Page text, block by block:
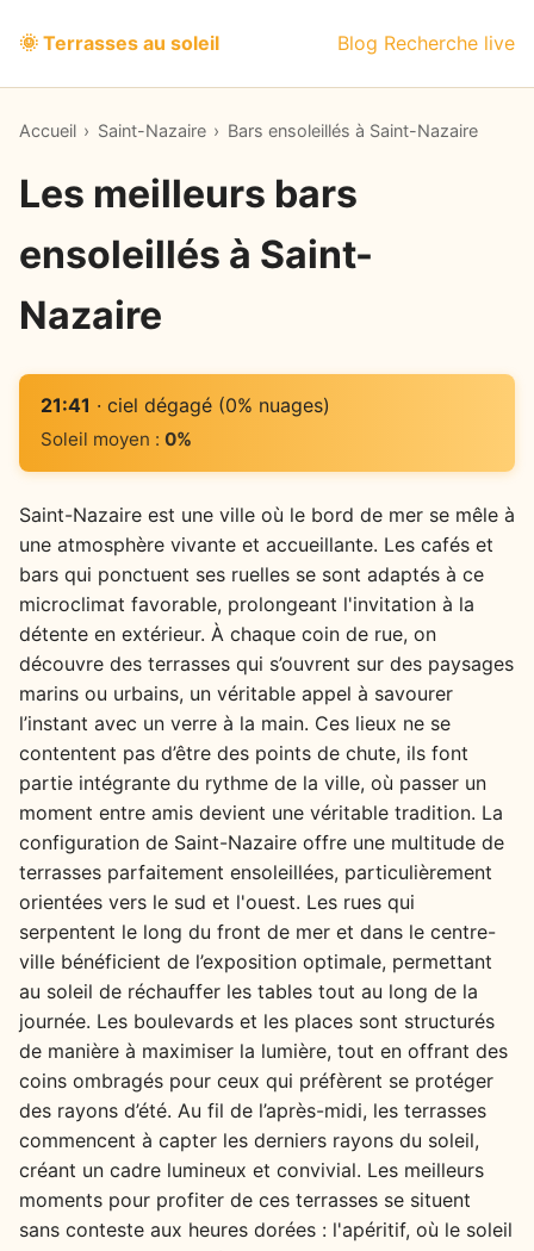
🌞 Terrasses au soleil Blog Recherche live
Accueil › Saint-Nazaire › Bars ensoleillés à Saint-Nazaire
Les meilleurs bars
ensoleillés à Saint-
Nazaire
21:41 · ciel dégagé (0% nuages)
Soleil moyen : 0%
Saint-Nazaire est une ville où le bord de mer se mêle à
une atmosphère vivante et accueillante. Les cafés et
bars qui ponctuent ses ruelles se sont adaptés à ce
microclimat favorable, prolongeant l'invitation à la
détente en extérieur. À chaque coin de rue, on
découvre des terrasses qui s’ouvrent sur des paysages
marins ou urbains, un véritable appel à savourer
l’instant avec un verre à la main. Ces lieux ne se
contentent pas d’être des points de chute, ils font
partie intégrante du rythme de la ville, où passer un
moment entre amis devient une véritable tradition. La
configuration de Saint-Nazaire offre une multitude de
terrasses parfaitement ensoleillées, particulièrement
orientées vers le sud et l'ouest. Les rues qui
serpentent le long du front de mer et dans le centre-
ville bénéficient de l’exposition optimale, permettant
au soleil de réchauffer les tables tout au long de la
journée. Les boulevards et les places sont structurés
de manière à maximiser la lumière, tout en offrant des
coins ombragés pour ceux qui préfèrent se protéger
des rayons d’été. Au fil de l’après-midi, les terrasses
commencent à capter les derniers rayons du soleil,
créant un cadre lumineux et convivial. Les meilleurs
moments pour profiter de ces terrasses se situent
sans conteste aux heures dorées : l'apéritif, où le soleil